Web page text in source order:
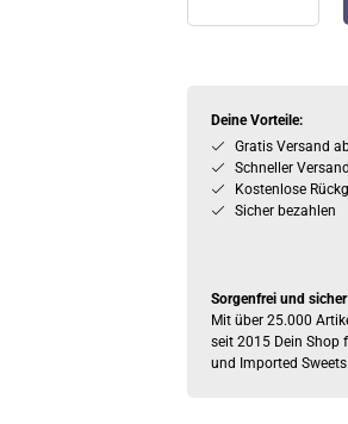
Deine Vorteile:
Gratis Versand
Schneller Versand
Kostenlose
Sicher bezahlen
Sorgenfrei und
Mit über 25.000
seit 2015 Dein Shop
und Imported Sweets.